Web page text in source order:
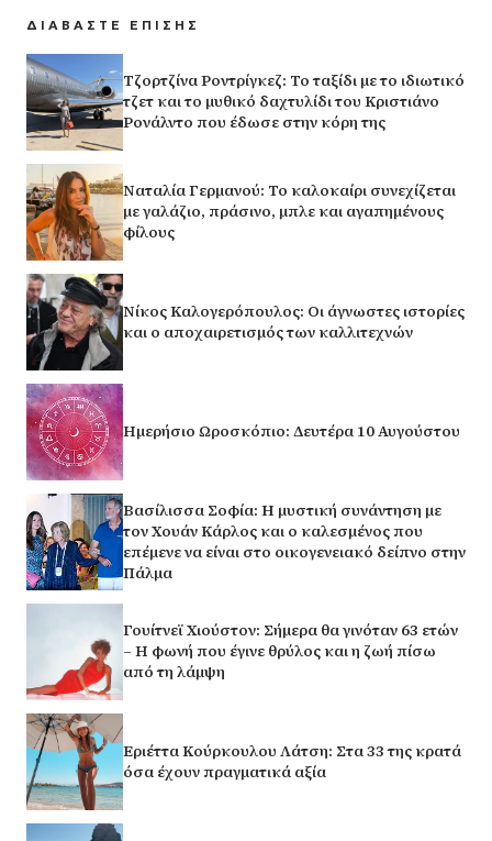
ΔΙΑΒΑΣΤΕ ΕΠΙΣΗΣ
Τζορτζίνα Ροντρίγκεζ: Το ταξίδι με το ιδιωτικό
τζετ και το μυθικό δαχτυλίδι του Κριστιάνο
Ρονάλντο που έδωσε στην κόρη της
Ναταλία Γερμανού: Το καλοκαίρι συνεχίζεται
με γαλάζιο, πράσινο, μπλε και αγαπημένους
φίλους
Νίκος Καλογερόπουλος: Οι άγνωστες ιστορίες
και ο αποχαιρετισμός των καλλιτεχνών
Ημερήσιο Ωροσκόπιο: Δευτέρα 10 Αυγούστου
Βασίλισσα Σοφία: H μυστική συνάντηση με
τον Χουάν Κάρλος και ο καλεσμένος που
επέμενε να είναι στο οικογενειακό δείπνο στην
Πάλμα
Γουίτνεϊ Χιούστον: Σήμερα θα γινόταν 63 ετών
– Η φωνή που έγινε θρύλος και η ζωή πίσω
από τη λάμψη
Εριέττα Κούρκουλου Λάτση: Στα 33 της κρατά
όσα έχουν πραγματικά αξία